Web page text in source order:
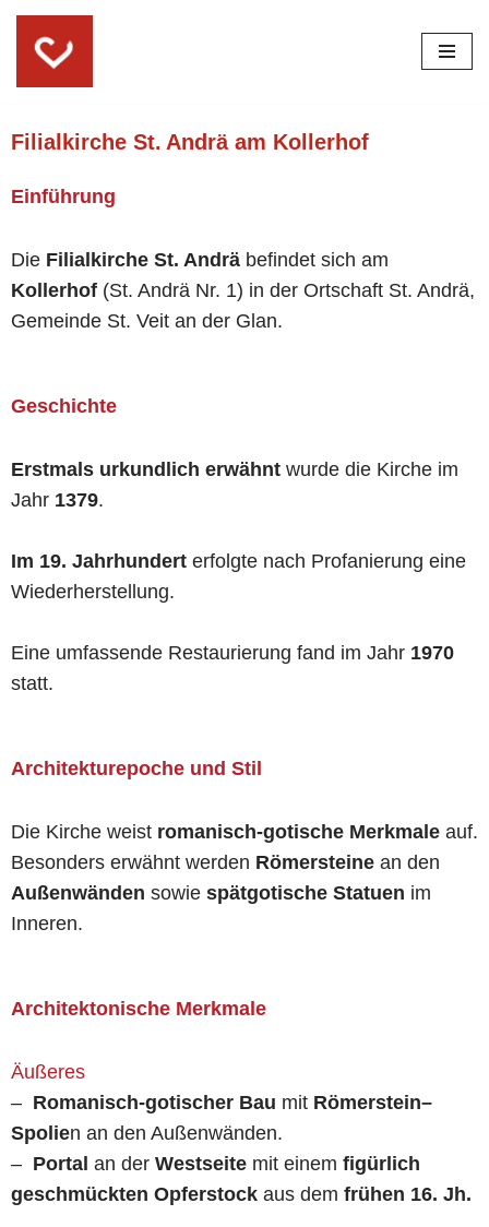
Skip
to
Filialkirche St. Andrä am Kollerhof
Einführung
Die Filialkirche St. Andrä befindet sich am
Kollerhof (St. Andrä Nr. 1) in der Ortschaft St. Andrä,
Gemeinde St. Veit an der Glan.
Geschichte
Erstmals urkundlich erwähnt wurde die Kirche im
Jahr 1379.
Im 19. Jahrhundert erfolgte nach Profanierung eine
Wiederherstellung.
Eine umfassende Restaurierung fand im Jahr 1970
statt.
Architekturepoche und Stil
Die Kirche weist romanisch-gotische Merkmale auf.
Besonders erwähnt werden Römersteine an den
Außenwänden sowie spätgotische Statuen im
Inneren.
Architektonische Merkmale
Äußeres
– Romanisch-gotischer Bau mit Römerstein–
Spolien an den Außenwänden.
– Portal an der Westseite mit einem figürlich
geschmückten Opferstock aus dem frühen 16. Jh.